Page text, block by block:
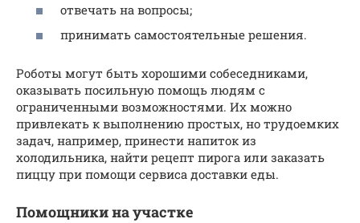
отвечать на вопросы;
принимать самостоятельные решения.
Роботы могут быть хорошими собеседниками,
оказывать посильную помощь людям с
ограниченными возможностями. Их можно
привлекать к выполнению простых, но трудоемких
задач, например, принести напиток из
холодильника, найти рецепт пирога или заказать
пиццу при помощи сервиса доставки еды.
Помощники на участке